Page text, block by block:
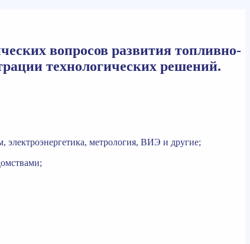
вопросов развития топливно-
технологических решений.
электроэнергетика, метрология, ВИЭ и другие;